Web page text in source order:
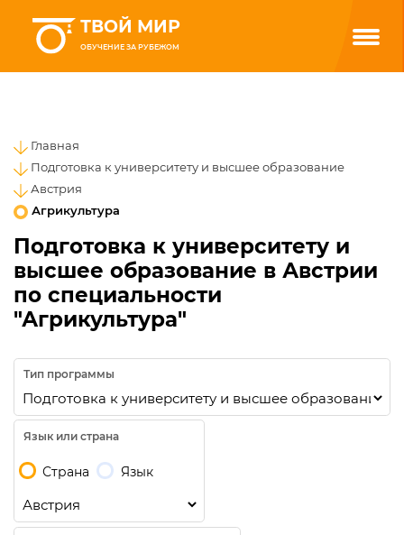
ТВОЙ МИР
ОБУЧЕНИЕ ЗА РУБЕЖОМ
Главная
Подготовка к университету и высшее образование
Австрия
Агрикультура
Подготовка к университету и
высшее образование в Австрии
по специальности
"Агрикультура"
Тип программы
Язык или страна
Страна Язык